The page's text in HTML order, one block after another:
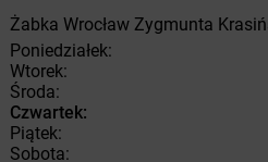
Żabka Wrocław Zygmunta
Poniedziałek:
Wtorek:
Środa:
Czwartek:
Piątek:
Sobota: